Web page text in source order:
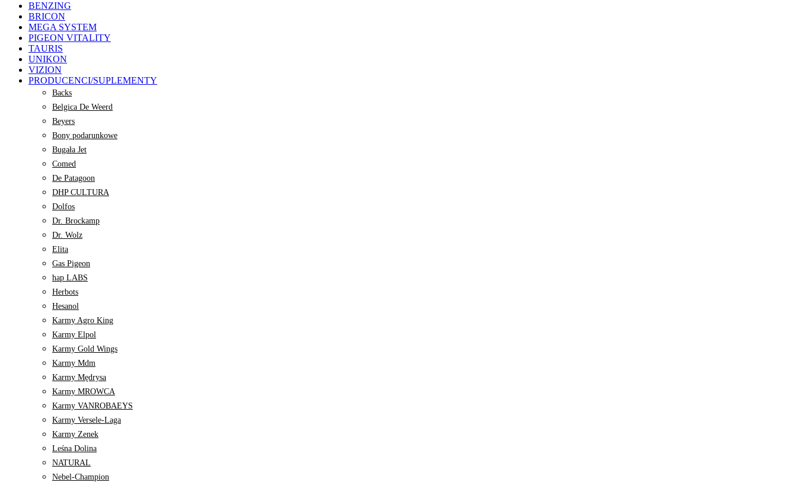
BENZING
BRICON
MEGA SYSTEM
PIGEON VITALITY
TAURIS
UNIKON
VIZION
PRODUCENCI/SUPLEMENTY
Backs
Belgica De Weerd
Beyers
Bony podarunkowe
Bugała Jet
Comed
De Patagoon
DHP CULTURA
Dolfos
Dr. Brockamp
Dr. Wolz
Elita
Gas Pigeon
hap LABS
Herbots
Hesanol
Karmy Agro King
Karmy Elpol
Karmy Gold Wings
Karmy Mdm
Karmy Mędrysa
Karmy MROWCA
Karmy VANROBAEYS
Karmy Versele-Laga
Karmy Zenek
Leśna Dolina
NATURAL
Nebel-Champion